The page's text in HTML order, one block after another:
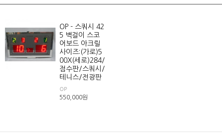
OP - 스쿼시 42
5 벽걸이 스코
어보드 아크릴
사이즈:(가로)5
00X(세로)284/
점수판/스쿼시/
테니스/전광판
OP
550,000원